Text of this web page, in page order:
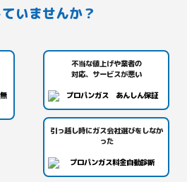
ていませんか？
不当な値上げや業者の
対応、サービスが悪い
引っ越し時にガス会社選びをしなか
った